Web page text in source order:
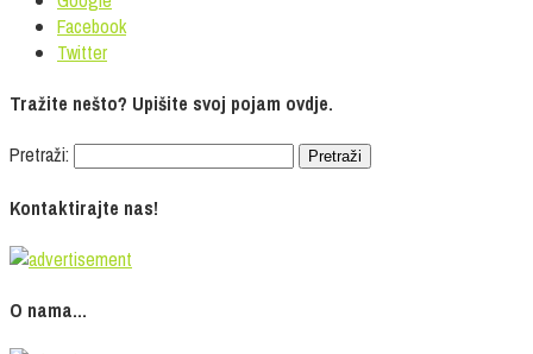
Facebook
Twitter
Tražite nešto? Upišite svoj pojam ovdje.
Pretraži:
Kontaktirajte nas!
O nama…